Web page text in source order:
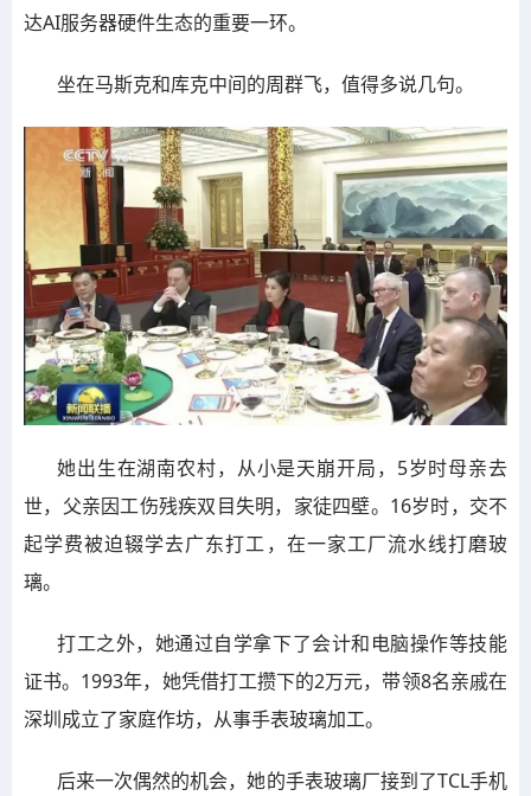
达AI服务器硬件生态的重要一环。
坐在马斯克和库克中间的周群飞，值得多说几句。
她出生在湖南农村，从小是天崩开局，5岁时母亲去
世，父亲因工伤残疾双目失明，家徒四壁。16岁时，交不
起学费被迫辍学去广东打工，在一家工厂流水线打磨玻
璃。
打工之外，她通过自学拿下了会计和电脑操作等技能
证书。1993年，她凭借打工攒下的2万元，带领8名亲戚在
深圳成立了家庭作坊，从事手表玻璃加工。
后来一次偶然的机会，她的手表玻璃厂接到了TCL手机